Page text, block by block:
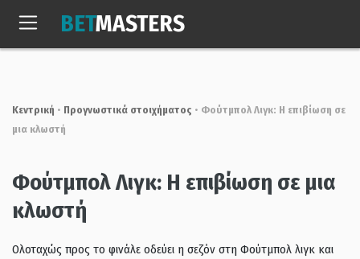
Σαβ, 8 Αυγ. 2026
BETMASTERS
Κεντρική • Προγνωστικά στοιχήματος • Φούτμπολ Λιγκ: Η επιβίωση σε
μια κλωστή
Φούτμπολ Λιγκ: Η επιβίωση σε μια
κλωστή
Ολοταχώς προς το φινάλε οδεύει η σεζόν στη Φούτμπολ λιγκ και